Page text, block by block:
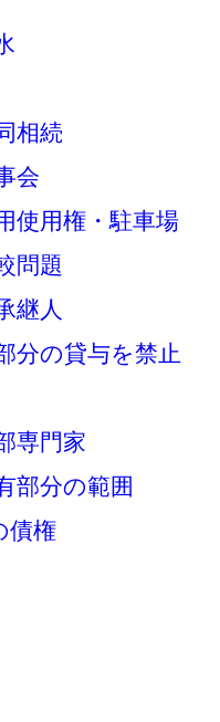
相続
会
使用権・駐車場
問題
継人
分の貸与を禁止
専門家
部分の範囲
債権